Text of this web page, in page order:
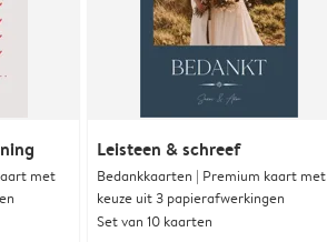
met
Leisteen & schreef
Bedankkaarten | Premium kaart met
keuze uit 3 papierafwerkingen
Set van 10 kaarten